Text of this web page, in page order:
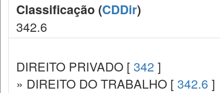
Classificação (CDDir)
342.6
DIREITO PRIVADO [ 342 ]
» DIREITO DO TRABALHO [ 342.6 ]